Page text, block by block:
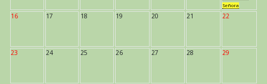
Señora
16 17 18 19 20 21 22
23 24 25 26 27 28 29